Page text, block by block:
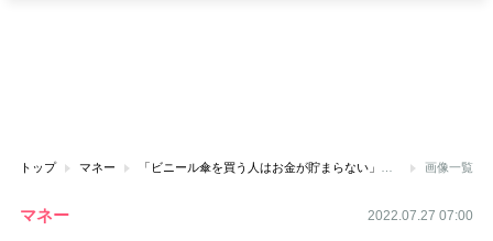
トップ マネー 画像一覧
マネー 2022.07.27 07:00